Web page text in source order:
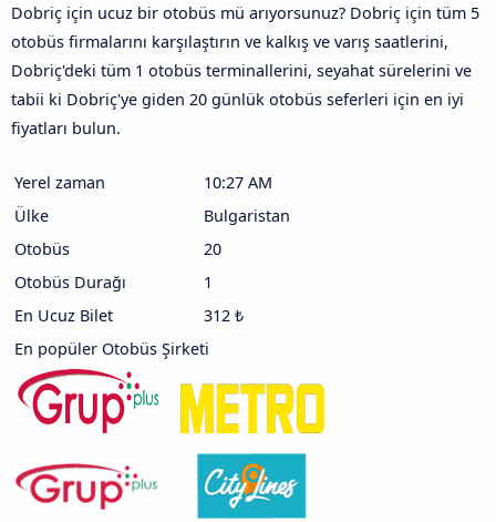
Dobriç için ucuz bir otobüs mü arıyorsunuz? Dobriç için tüm 5
otobüs firmalarını karşılaştırın ve kalkış ve varış saatlerini,
Dobriç'deki tüm 1 otobüs terminallerini, seyahat sürelerini ve
tabii ki Dobriç'ye giden 20 günlük otobüs seferleri için en iyi
fiyatları bulun.
Yerel zaman
10:27 AM
Ülke
Bulgaristan
Otobüs
20
Otobüs Durağı
1
En Ucuz Bilet
312 ₺
En popüler Otobüs Şirketi